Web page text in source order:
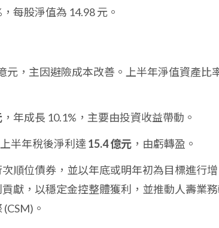
每股淨值為 14.98 元。
元，主因避險成本改善。上半年淨值資產比
，年成長 10.1%，主要由投資收益帶動。
半年稅後淨利達 15.4 億元 ，由虧轉盈。
順位債券，並以年底或明年初為目標進行增
獻，以穩定金控整體獲利，並推動人壽業
。